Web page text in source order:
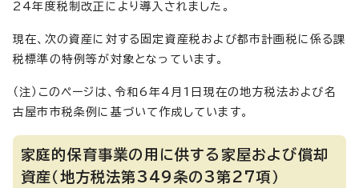
24年度税制改正により導入されました。
現在、次の資産に対する固定資産税および都市計画税に係る課
税標準の特例等が対象となっています。
（注）このページは、令和6年4月1日現在の地方税法および名
古屋市市税条例に基づいて作成しています。
家庭的保育事業の用に供する家屋および償却
資産（地方税法第349条の3第27項）